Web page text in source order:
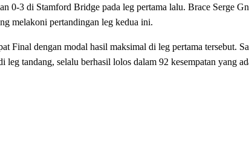
0-3 di Stamford Bridge pada leg pertama lalu. Brace Serge
melakoni pertandingan leg kedua ini.
Final dengan modal hasil maksimal di leg pertama tersebut.
leg tandang, selalu berhasil lolos dalam 92 kesempatan yang